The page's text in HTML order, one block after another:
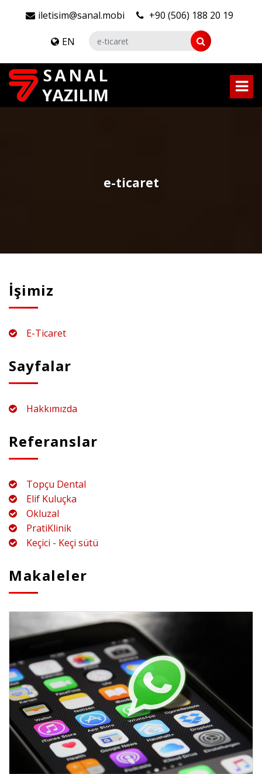
iletisim@sanal.mobi +90 (506) 188 20 19
EN
e-ticaret
İşimiz
E-Ticaret
Sayfalar
Hakkımızda
Referanslar
Topçu Dental
Elif Kuluçka
Okluzal
PratiKlinik
Keçici - Keçi sütü
Makaleler